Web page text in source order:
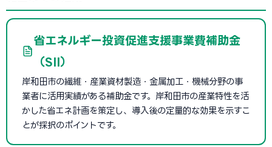
省エネルギー投資促進支援事業費補助金
（SII）
岸和田市の繊維・産業資材製造・金属加工・機械分野の事
業者に活用実績がある補助金です。岸和田市の産業特性を活
かした省エネ計画を策定し、導入後の定量的な効果を示すこ
とが採択のポイントです。